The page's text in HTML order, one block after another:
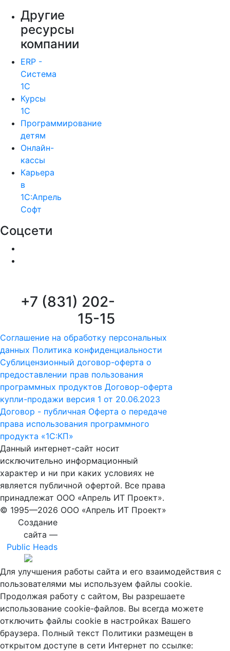
Другие
ресурсы
компании
ERP -
Система
1С
Курсы
1С
Программирование
детям
Онлайн-
кассы
Карьера
в
1С:Апрель
Софт
Соцсети
+7 (831) 202-
15-15
Соглашение на обработку персональных
данных Политика конфиденциальности
Сублицензионный договор-оферта о
предоставлении прав пользования
программных продуктов Договор-оферта
купли-продажи версия 1 от 20.06.2023
Договор - публичная Оферта о передаче
права использования программного
продукта «1С:КП»
Данный интернет-сайт носит
исключительно информационный
характер и ни при каких условиях не
является публичной офертой. Все права
принадлежат ООО «Апрель ИТ Проект».
© 1995—2026 ООО «Апрель ИТ Проект»
Создание
сайта —
Public Heads
Для улучшения работы сайта и его взаимодействия с
пользователями мы используем файлы cookie.
Продолжая работу с сайтом, Вы разрешаете
использование cookie-файлов. Вы всегда можете
отключить файлы cookie в настройках Вашего
браузера. Полный текст Политики размещен в
открытом доступе в сети Интернет по ссылке: